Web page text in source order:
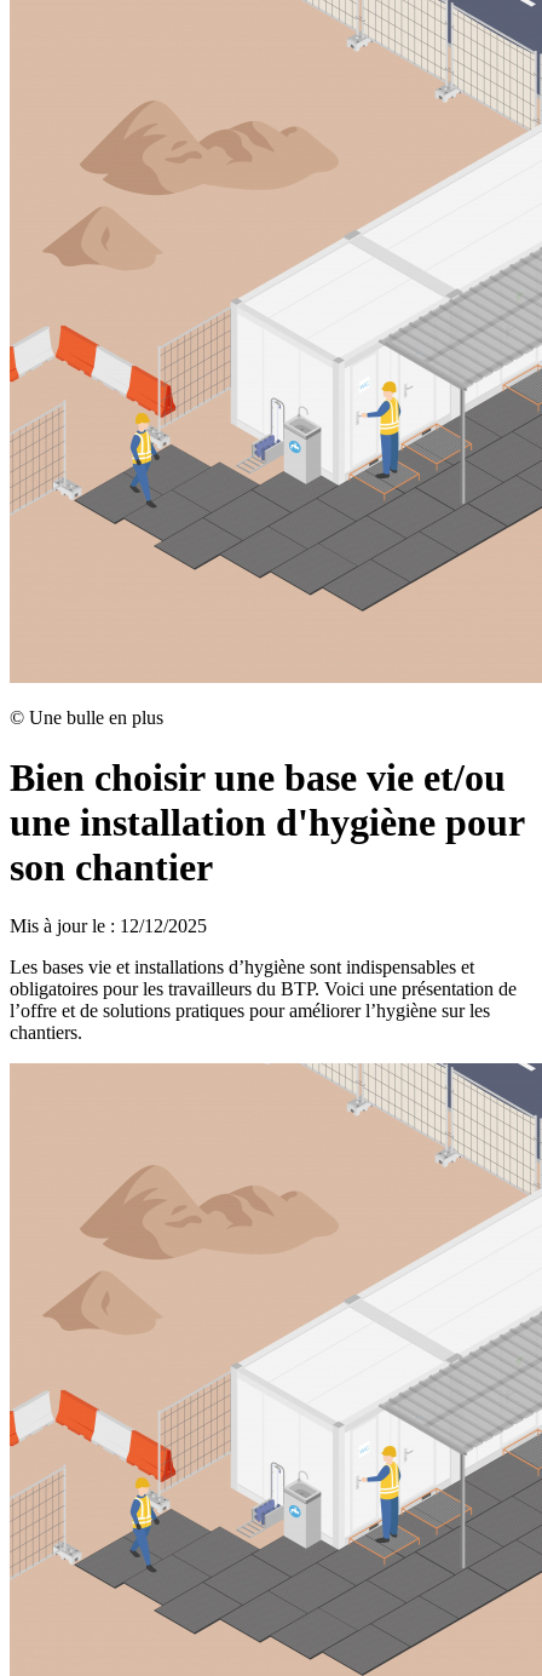
© Une bulle en plus
Bien choisir une base vie et/ou
une installation d'hygiène pour
son chantier
Mis à jour le : 12/12/2025
Les bases vie et installations d’hygiène sont indispensables et
obligatoires pour les travailleurs du BTP. Voici une présentation de
l’offre et de solutions pratiques pour améliorer l’hygiène sur les
chantiers.